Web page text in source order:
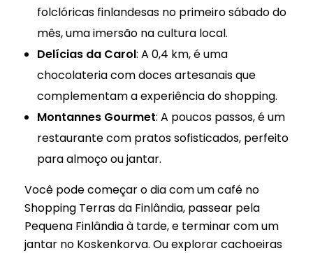
folclóricas finlandesas no primeiro sábado do
mês, uma imersão na cultura local.
Delícias da Carol: A 0,4 km, é uma
chocolateria com doces artesanais que
complementam a experiência do shopping.
Montannes Gourmet: A poucos passos, é um
restaurante com pratos sofisticados, perfeito
para almoço ou jantar.
Você pode começar o dia com um café no
Shopping Terras da Finlândia, passear pela
Pequena Finlândia à tarde, e terminar com um
jantar no Koskenkorva. Ou explorar cachoeiras